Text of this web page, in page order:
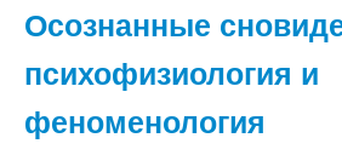
Осознанные
психофизиология и
феноменология